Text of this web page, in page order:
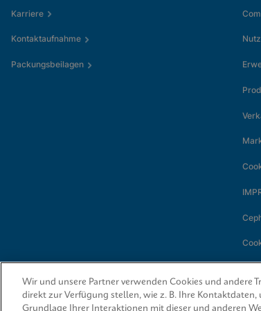
Karriere
Kontaktaufnahme
Packungsbeilagen
Wir und unsere Partner verwenden Cookies und andere
direkt zur Verfügung stellen, wie z. B. Ihre
Grundlage Ihrer Interaktionen mit dieser und anderen